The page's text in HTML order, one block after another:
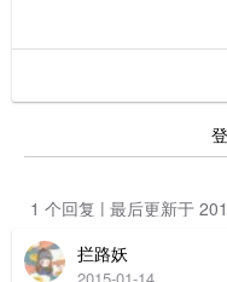
1 个回复 | 最后更新
拦路妖